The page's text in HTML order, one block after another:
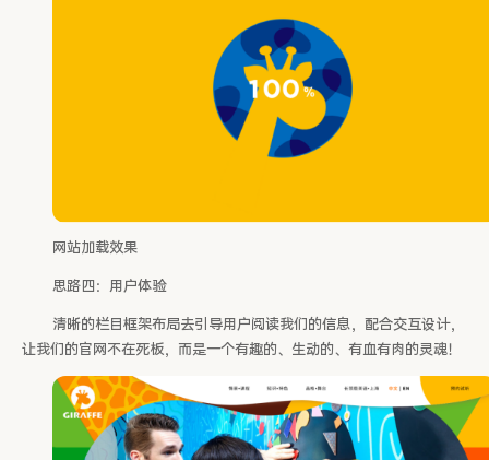
网站加载效果
思路四：用户体验
清晰的栏目框架布局去引导用户阅读我们的信息，配合交互设计，
让我们的官网不在死板，而是一个有趣的、生动的、有血有肉的灵魂！